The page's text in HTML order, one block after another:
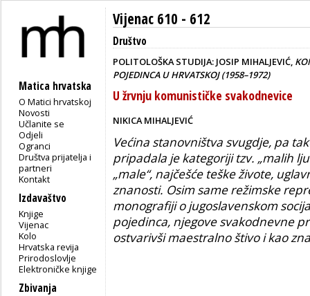
Matica hrvatska
O Matici hrvatskoj
Novosti
Učlanite se
Odjeli
Ogranci
Društva prijatelja i
partneri
Kontakt
Izdavaštvo
Knjige
Vijenac
Kolo
Hrvatska revija
Prirodoslovlje
Elektroničke knjige
Zbivanja
Vijenac 610 - 612
Društvo
POLITOLOŠKA STUDIJA: JOSIP MIHALJEVIĆ,
POJEDINCA U HRVATSKOJ (1958–1972)
U žrvnju komunističke svakodnevice
NIKICA MIHALJEVIĆ
Većina stanovništva svugdje, pa
pripadala je kategoriji tzv. „malih
„male“, najčešće teške živote,
znanosti. Osim same režimske
monografiji o jugoslavenskom
pojedinca, njegove svakodnevne
ostvarivši maestralno štivo i kao